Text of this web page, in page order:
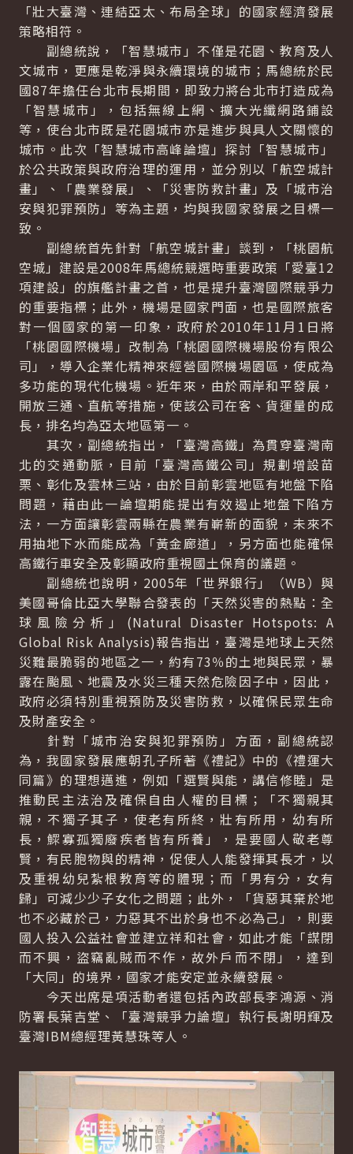
「壯大臺灣、連結亞太、布局全球」的國家經濟發展
策略相符。
副總統說，「智慧城市」不僅是花園、教育及人
文城市，更應是乾淨與永續環境的城市；馬總統於民
國87年擔任台北市長期間，即致力將台北市打造成為
「智慧城市」，包括無線上網、擴大光纖網路鋪設
等，使台北市既是花園城市亦是進步與具人文關懷的
城市。此次「智慧城市高峰論壇」探討「智慧城市」
於公共政策與政府治理的運用，並分別以「航空城計
畫」、「農業發展」、「災害防救計畫」及「城市治
安與犯罪預防」等為主題，均與我國家發展之目標一
致。
副總統首先針對「航空城計畫」談到，「桃園航
空城」建設是2008年馬總統競選時重要政策「愛臺12
項建設」的旗艦計畫之首，也是提升臺灣國際競爭力
的重要指標；此外，機場是國家門面，也是國際旅客
對一個國家的第一印象，政府於2010年11月1日將
「桃園國際機場」改制為「桃園國際機場股份有限公
司」，導入企業化精神來經營國際機場園區，使成為
多功能的現代化機場。近年來，由於兩岸和平發展，
開放三通、直航等措施，使該公司在客、貨運量的成
長，排名均為亞太地區第一。
其次，副總統指出，「臺灣高鐵」為貫穿臺灣南
北的交通動脈，目前「臺灣高鐵公司」規劃增設苗
栗、彰化及雲林三站，由於目前彰雲地區有地盤下陷
問題，藉由此一論壇期能提出有效遏止地盤下陷方
法，一方面讓彰雲兩縣在農業有嶄新的面貌，未來不
用抽地下水而能成為「黃金廊道」，另方面也能確保
高鐵行車安全及彰顯政府重視國土保育的議題。
副總統也說明，2005年「世界銀行」（WB）與
美國哥倫比亞大學聯合發表的「天然災害的熱點：全
球風險分析」(Natural Disaster Hotspots: A
Global Risk Analysis)報告指出，臺灣是地球上天然
災難最脆弱的地區之一，約有73％的土地與民眾，暴
露在颱風、地震及水災三種天然危險因子中，因此，
政府必須特別重視預防及災害防救，以確保民眾生命
及財產安全。
針對「城市治安與犯罪預防」方面，副總統認
為，我國家發展應朝孔子所著《禮記》中的《禮運大
同篇》的理想邁進，例如「選賢與能，講信修睦」是
推動民主法治及確保自由人權的目標；「不獨親其
親，不獨子其子，使老有所終，壯有所用，幼有所
長，鰥寡孤獨廢疾者皆有所養」，是要國人敬老尊
賢，有民胞物與的精神，促使人人能發揮其長才，以
及重視幼兒紮根教育等的體現；而「男有分，女有
歸」可減少少子女化之問題；此外，「貨惡其棄於地
也不必藏於己，力惡其不出於身也不必為己」，則要
國人投入公益社會並建立祥和社會，如此才能「謀閉
而不興，盜竊亂賊而不作，故外戶而不閉」，達到
「大同」的境界，國家才能安定並永續發展。
今天出席是項活動者還包括內政部長李鴻源、消
防署長葉吉堂、「臺灣競爭力論壇」執行長謝明輝及
臺灣IBM總經理黃慧珠等人。